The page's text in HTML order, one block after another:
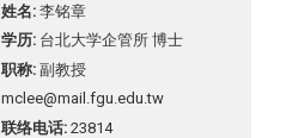
姓名 李铭章
学历 台北大学企管所 博士
职称 副教授
mclee@mail.fgu.edu.tw
联络电话 23814